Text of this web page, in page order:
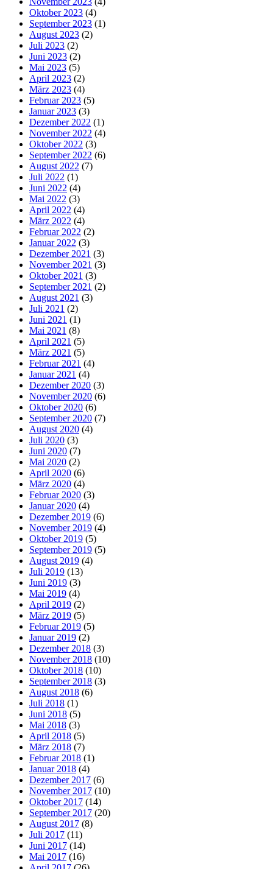
Oktober 2023 (4)
September 2023 (1)
August 2023 (2)
Juli 2023 (2)
Juni 2023 (2)
Mai 2023 (5)
April 2023 (2)
März 2023 (4)
Februar 2023 (5)
Januar 2023 (3)
Dezember 2022 (1)
November 2022 (4)
Oktober 2022 (3)
September 2022 (6)
August 2022 (7)
Juli 2022 (1)
Juni 2022 (4)
Mai 2022 (3)
April 2022 (4)
März 2022 (4)
Februar 2022 (2)
Januar 2022 (3)
Dezember 2021 (3)
November 2021 (3)
Oktober 2021 (3)
September 2021 (2)
August 2021 (3)
Juli 2021 (2)
Juni 2021 (1)
Mai 2021 (8)
April 2021 (5)
März 2021 (5)
Februar 2021 (4)
Januar 2021 (4)
Dezember 2020 (3)
November 2020 (6)
Oktober 2020 (6)
September 2020 (7)
August 2020 (4)
Juli 2020 (3)
Juni 2020 (7)
Mai 2020 (2)
April 2020 (6)
März 2020 (4)
Februar 2020 (3)
Januar 2020 (4)
Dezember 2019 (6)
November 2019 (4)
Oktober 2019 (5)
September 2019 (5)
August 2019 (4)
Juli 2019 (13)
Juni 2019 (3)
Mai 2019 (4)
April 2019 (2)
März 2019 (5)
Februar 2019 (5)
Januar 2019 (2)
Dezember 2018 (3)
November 2018 (10)
Oktober 2018 (10)
September 2018 (3)
August 2018 (6)
Juli 2018 (1)
Juni 2018 (5)
Mai 2018 (3)
April 2018 (5)
März 2018 (7)
Februar 2018 (1)
Januar 2018 (4)
Dezember 2017 (6)
November 2017 (10)
Oktober 2017 (14)
September 2017 (20)
August 2017 (8)
Juli 2017 (11)
Juni 2017 (14)
Mai 2017 (16)